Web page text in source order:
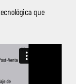
que